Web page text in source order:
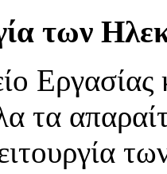
των
τα